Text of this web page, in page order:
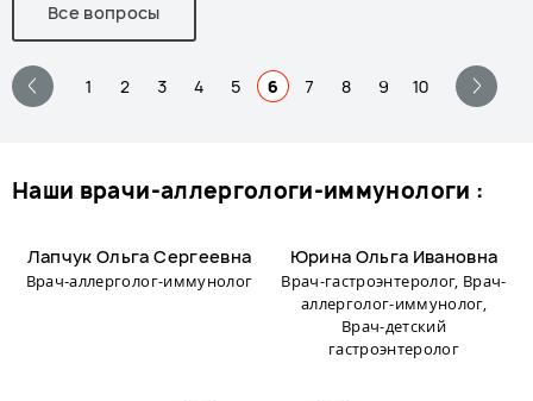
Все вопросы
1 2 3 4 5 6 7 8 9 10
наши врачи-аллергологи-иммунологи :
Лапчук Ольга Сергеевна
Врач-аллерголог-иммунолог
Юрина Ольга Ивановна
Врач-гастроэнтеролог, Врач-
аллерголог-иммунолог,
Врач-детский
гастроэнтеролог